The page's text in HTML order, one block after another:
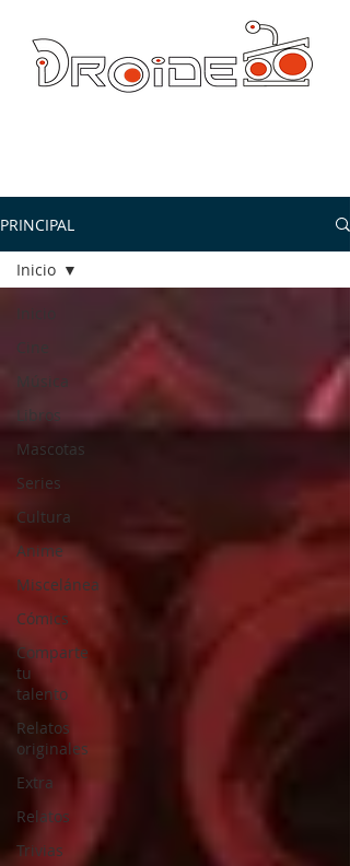
PRINCIPAL
Cine
Música
Libros
Mascotas
Series
Cultura
Anime
Miscelánea
Cómics
Comparte
tu
talento
Relatos
originales
Extra
Relatos
Trivias
Inicio